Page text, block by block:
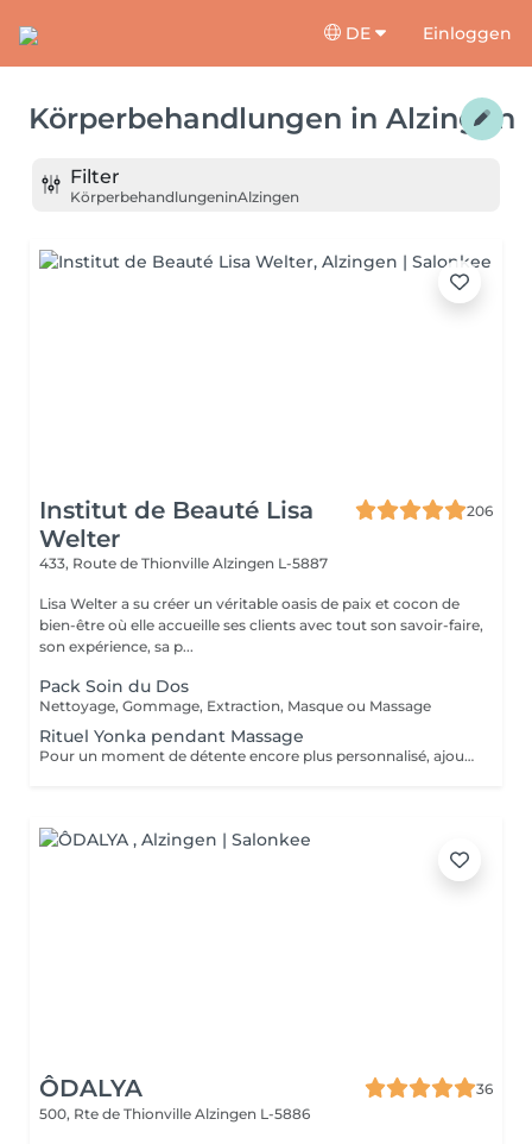
DE Einloggen
Körperbehandlungen in Alzingen
Filter
KörperbehandlungeninAlzingen
Institut de Beauté Lisa
Welter
206
433, Route de Thionville Alzingen L-5887
Lisa Welter a su créer un véritable oasis de paix et cocon de
bien-être où elle accueille ses clients avec tout son savoir-faire,
son expérience, sa p...
Pack Soin du Dos
Nettoyage, Gommage, Extraction, Masque ou Massage
Rituel Yonka pendant Massage
Pour un moment de détente encore plus personnalisé, ajoutez un des Rituels Yonka à votre Massage: - Massage aux Bambou (Jambes): Sculptant, Drainant -Massage aux Pierres Chaudes (Dos): Relaxant, Détente -Digito-Pression Mains/Pieds: Énergissant
ÔDALYA
36
500, Rte de Thionville Alzingen L-5886